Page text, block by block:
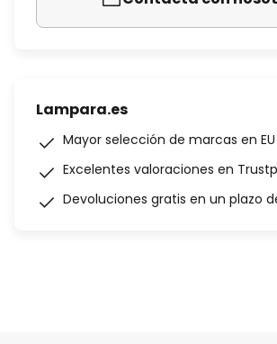
Lampara.es
Mayor selección de marcas en EU
Excelentes valoraciones en
Devoluciones gratis en un plazo